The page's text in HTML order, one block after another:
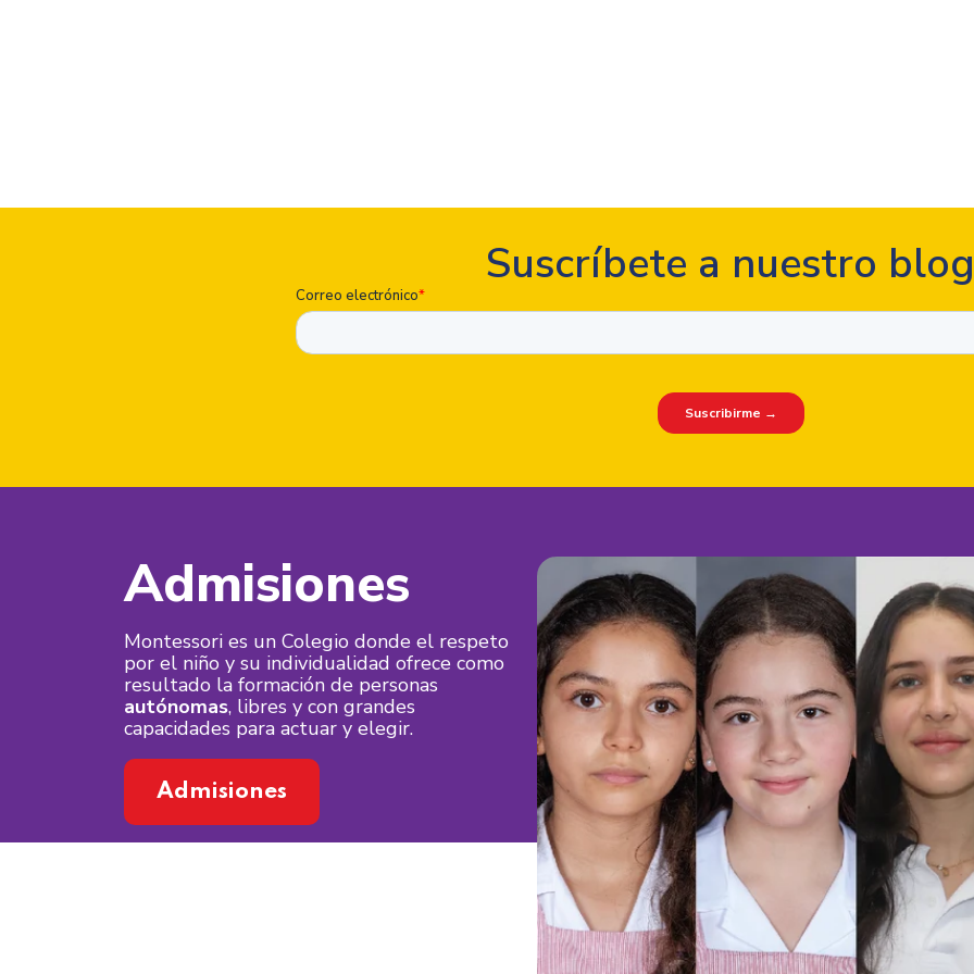
Suscríbete a nuestro blog
Admisiones
Montessori es un Colegio donde el respeto
por el niño y su individualidad ofrece como
resultado la formación de personas
autónomas, libres y con grandes
capacidades para actuar y elegir.
Admisiones